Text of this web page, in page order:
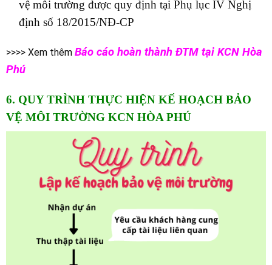
vệ môi trường được quy định tại Phụ lục IV Nghị
định số 18/2015/NĐ-CP
>>>> Xem thêm Báo cáo hoàn thành ĐTM tại KCN Hòa
Phú
6. QUY TRÌNH THỰC HIỆN KẾ HOẠCH BẢO
VỆ MÔI TRƯỜNG KCN HÒA PHÚ